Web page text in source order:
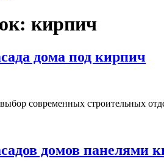
кирпич
дома под кирпич
современных строительных
домов панелями